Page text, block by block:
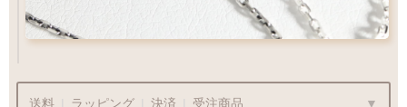
フェザー位置をご指定いただけます
お好みのチェーンをお選び下さい
（2）ペンダントの状態でお届け
送料 ラッピング 決済 受注商品